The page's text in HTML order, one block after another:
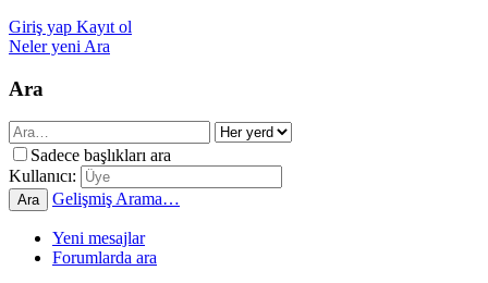
Giriş yap Kayıt ol
Neler yeni Ara
Ara
Sadece başlıkları ara
Kullanıcı:
Ara Gelişmiş Arama…
Yeni mesajlar
Forumlarda ara